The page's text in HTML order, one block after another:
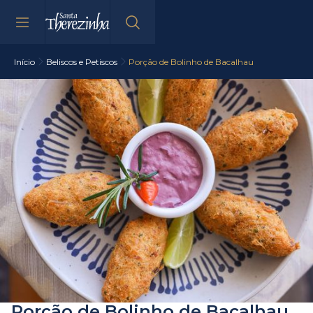
Início Beliscos e Petiscos Porção de Bolinho de Bacalhau